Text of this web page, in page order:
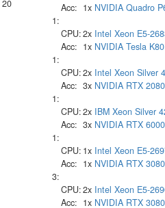
20
Acc: 1x NVIDIA Quadro
1:
CPU:2x Intel Xeon E5-
Acc: 1x NVIDIA Tesla K80
1:
CPU:2x Intel Xeon Silver
Acc: 3x NVIDIA RTX 2080
1:
CPU:2x IBM Xeon Silver
Acc: 3x NVIDIA RTX 6000
1:
CPU: 1x Intel Xeon E5-
Acc: 1x NVIDIA RTX 3080
3:
CPU:2x Intel Xeon E5-
Acc: 1x NVIDIA RTX 3080